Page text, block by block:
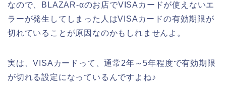
なので、BLAZAR-αのお店でVISAカードが使えないエ
ラーが発生してしまった人はVISAカードの有効期限が
切れていることが原因なのかもしれませんよ。
実は、VISAカードって、通常2年～5年程度で有効期限
が切れる設定になっているんですよね♪